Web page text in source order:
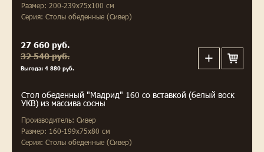
Размер: 200-239x75x100 см
Серия: Столы обеденные (Сивер)
27 660 руб.
32 540 руб.
Выгода: 4 880 руб.
Стол обеденный "Мадрид" 160 со вставкой (белый воск
УКВ) из массива сосны
Производитель: Сивер
Размер: 160-199x75x80 см
Серия: Столы обеденные (Сивер)